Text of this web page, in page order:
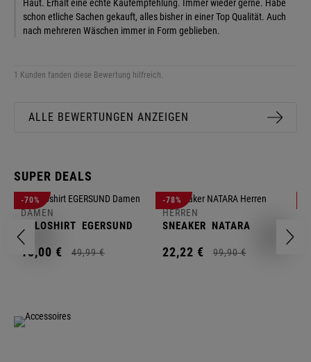
Haut. Erhält eine echte Kaufempfehlung. Immer wieder gerne. Habe
schon etliche Sachen gekauft, alles bisher in einer Top Qualität. Auch
nach mehreren Wäschen immer in Form geblieben.
1 Kunden fanden diese Bewertung hilfreich.
ALLE BEWERTUNGEN ANZEIGEN
SUPER DEALS
-70%
DAMEN
POLOSHIRT EGERSUND
15,00 € 49,99 €
-78%
HERREN
SNEAKER NATARA
22,22 € 99,90 €